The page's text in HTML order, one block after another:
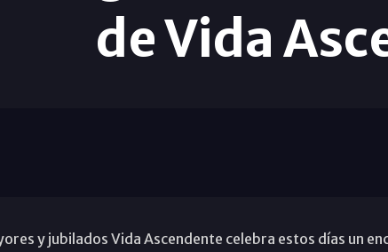
de Vida
y jubilados Vida Ascendente celebra estos días un